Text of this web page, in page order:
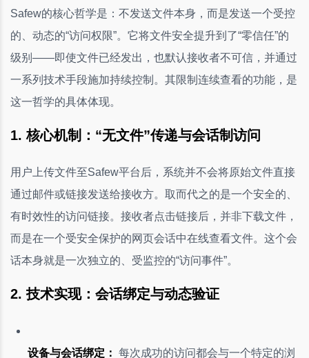
Safew的核心哲学是：不发送文件本身，而是发送一个受控
的、动态的“访问权限”。它将文件安全提升到了“零信任”的
级别——即使文件已经发出，也默认接收者不可信，并通过
一系列技术手段施加持续控制。其限制连续查看的功能，是
这一哲学的具体体现。
1. 核心机制：“无文件”传递与会话制访问
用户上传文件至Safew平台后，系统并不会将原始文件直接
通过邮件或链接发送给接收方。取而代之的是一个安全的、
有时效性的访问链接。接收者点击链接后，并非下载文件，
而是在一个受安全保护的网页会话中在线查看文件。这个会
话本身就是一次独立的、受监控的“访问事件”。
2. 技术实现：会话绑定与动态验证
设备与会话绑定： 每次成功的访问都会与一个特定的浏